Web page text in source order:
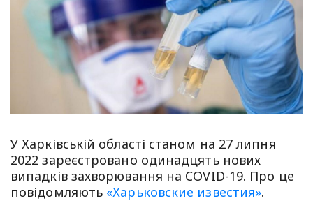
У Харківській області станом на 27 липня
2022 зареєстровано одинадцять нових
випадків захворювання на COVID-19. Про це
повідомляють «Харьковские известия».